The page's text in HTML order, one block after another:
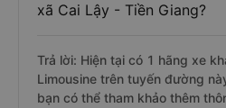
xã Cai Lậy - Tiền Giang?
Trả lời: Hiện tại có 1 hãng xe
Limousine trên tuyến đường
bạn có thể tham khảo thêm